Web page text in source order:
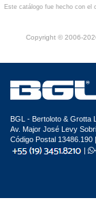
Este catálogo fue hecho con el
Copyright © 2006-
BGL - Bertoloto & Grotta
Av. Major José Levy
Código Postal 13486.190
|